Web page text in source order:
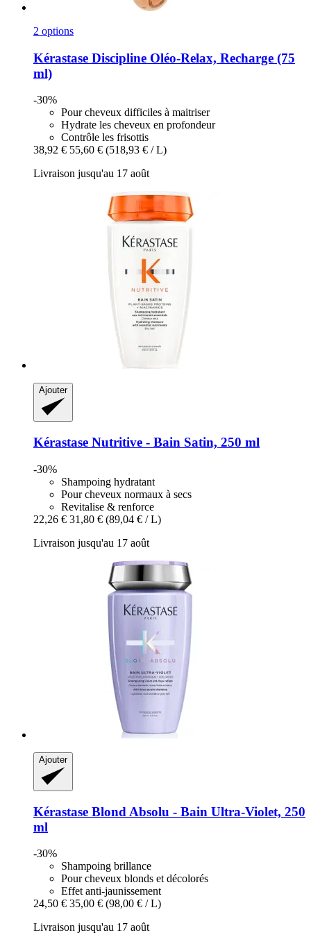
2 options
Kérastase Discipline Oléo-​Relax, Recharge (75
ml)
-30%
Pour cheveux difficiles à maitriser
Hydrate les cheveux en profondeur
Contrôle les frisottis
38,92 € 55,60 € (518,93 € / L)
Livraison jusqu'au 17 août
Ajouter
Kérastase Nutritive -​ Bain Satin, 250 ml
-30%
Shampoing hydratant
Pour cheveux normaux à secs
Revitalise & renforce
22,26 € 31,80 € (89,04 € / L)
Livraison jusqu'au 17 août
Ajouter
Kérastase Blond Absolu -​ Bain Ultra-​Violet, 250
ml
-30%
Shampoing brillance
Pour cheveux blonds et décolorés
Effet anti-jaunissement
24,50 € 35,00 € (98,00 € / L)
Livraison jusqu'au 17 août